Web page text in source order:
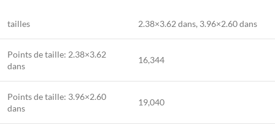
tailles 2.38×3.62 dans, 3.96×2.60 dans
Points de taille: 2.38×3.62
dans
16,344
Points de taille: 3.96×2.60
dans
19,040